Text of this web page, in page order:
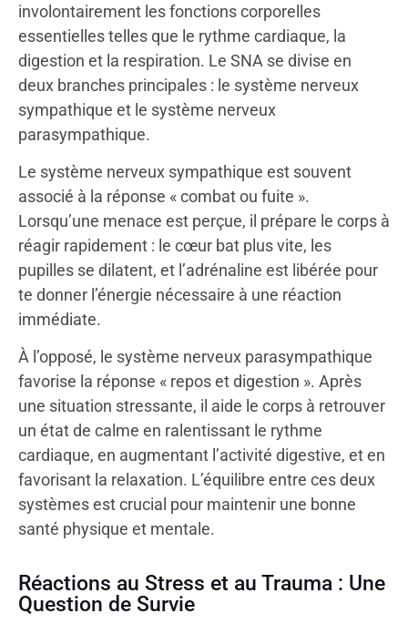
involontairement les fonctions corporelles
essentielles telles que le rythme cardiaque, la
digestion et la respiration. Le SNA se divise en
deux branches principales : le système nerveux
sympathique et le système nerveux
parasympathique.
Le système nerveux sympathique est souvent
associé à la réponse « combat ou fuite ».
Lorsqu’une menace est perçue, il prépare le corps à
réagir rapidement : le cœur bat plus vite, les
pupilles se dilatent, et l’adrénaline est libérée pour
te donner l’énergie nécessaire à une réaction
immédiate.
À l’opposé, le système nerveux parasympathique
favorise la réponse « repos et digestion ». Après
une situation stressante, il aide le corps à retrouver
un état de calme en ralentissant le rythme
cardiaque, en augmentant l’activité digestive, et en
favorisant la relaxation. L’équilibre entre ces deux
systèmes est crucial pour maintenir une bonne
santé physique et mentale.
Réactions au Stress et au Trauma : Une
Question de Survie